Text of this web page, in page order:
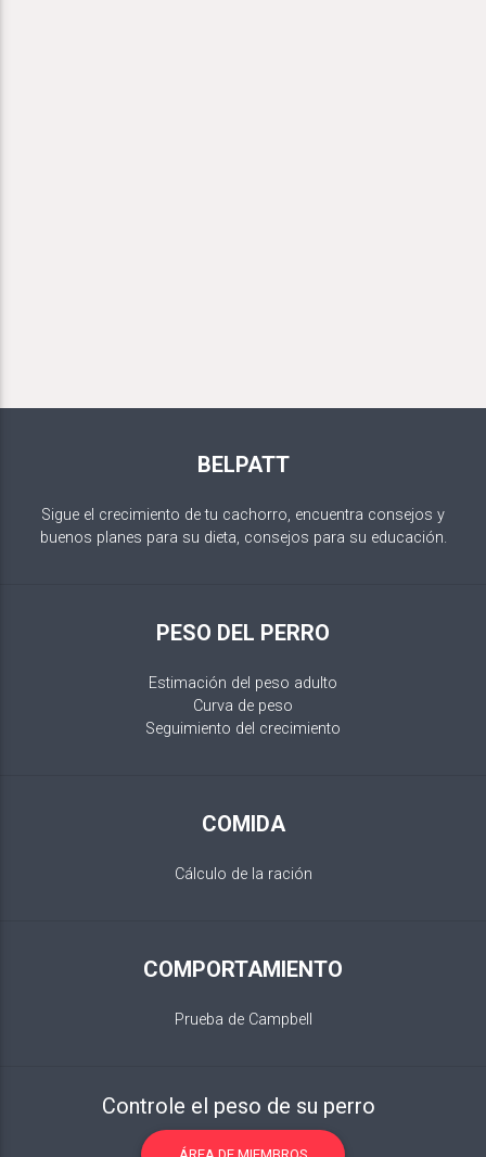
BELPATT
Sigue el crecimiento de tu cachorro, encuentra consejos y
buenos planes para su dieta, consejos para su educación.
PESO DEL PERRO
Estimación del peso adulto
Curva de peso
Seguimiento del crecimiento
COMIDA
Cálculo de la ración
COMPORTAMIENTO
Prueba de Campbell
Controle el peso de su perro